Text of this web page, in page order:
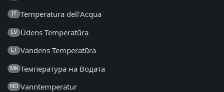
IT Temperatura dell'Acqua
LV Ūdens Temperatūra
LT Vandens Temperatūra
MK Температура на Водата
NO Vanntemperatur